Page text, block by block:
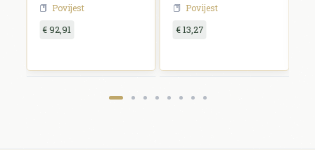
Povijest
€ 92,91
Povijest
€ 13,27